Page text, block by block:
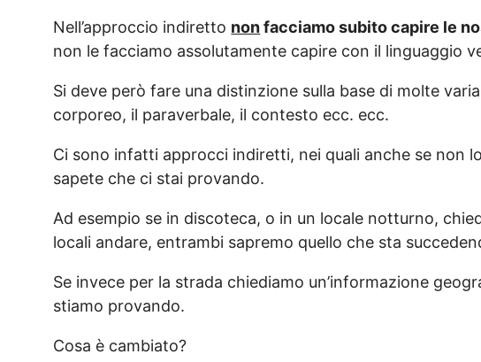
Nell’approccio indiretto nonfacciamo subito capire le
non le facciamo assolutamente capire con il linguaggio
Si deve però fare una distinzione sulla base di molte
corporeo, il paraverbale, il contesto ecc. ecc.
Ci sono infatti approcci indiretti, nei quali anche se non
sapete che ci stai provando.
Ad esempio se in discoteca, o in un locale notturno,
locali andare, entrambi sapremo quello che sta
Se invece per la strada chiediamo un’informazione
stiamo provando.
Cosa è cambiato?